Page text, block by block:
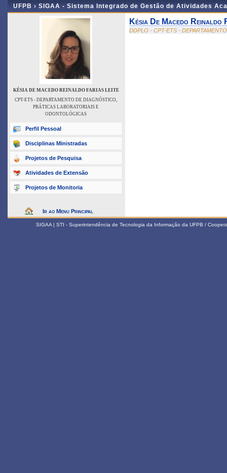
UFPB › SIGAA - Sistema Integrado de Gestão de Atividades
KÉSIA DE MACEDO REINALDO FARIAS LEITE
CPT-ETS - DEPARTAMENTO DE DIAGNÓSTICO,
PRÁTICAS LABORATORIAIS E
ODONTOLÓGICAS
Perfil Pessoal
Disciplinas Ministradas
Projetos de Pesquisa
Atividades de Extensão
Projetos de Monitoria
Ir ao Menu Principal
Késia De Macedo Reinaldo
DDPLO - CPT-ETS -
SIGAA | STI - Superintendência de Tecnologia da Informação da UFPB /